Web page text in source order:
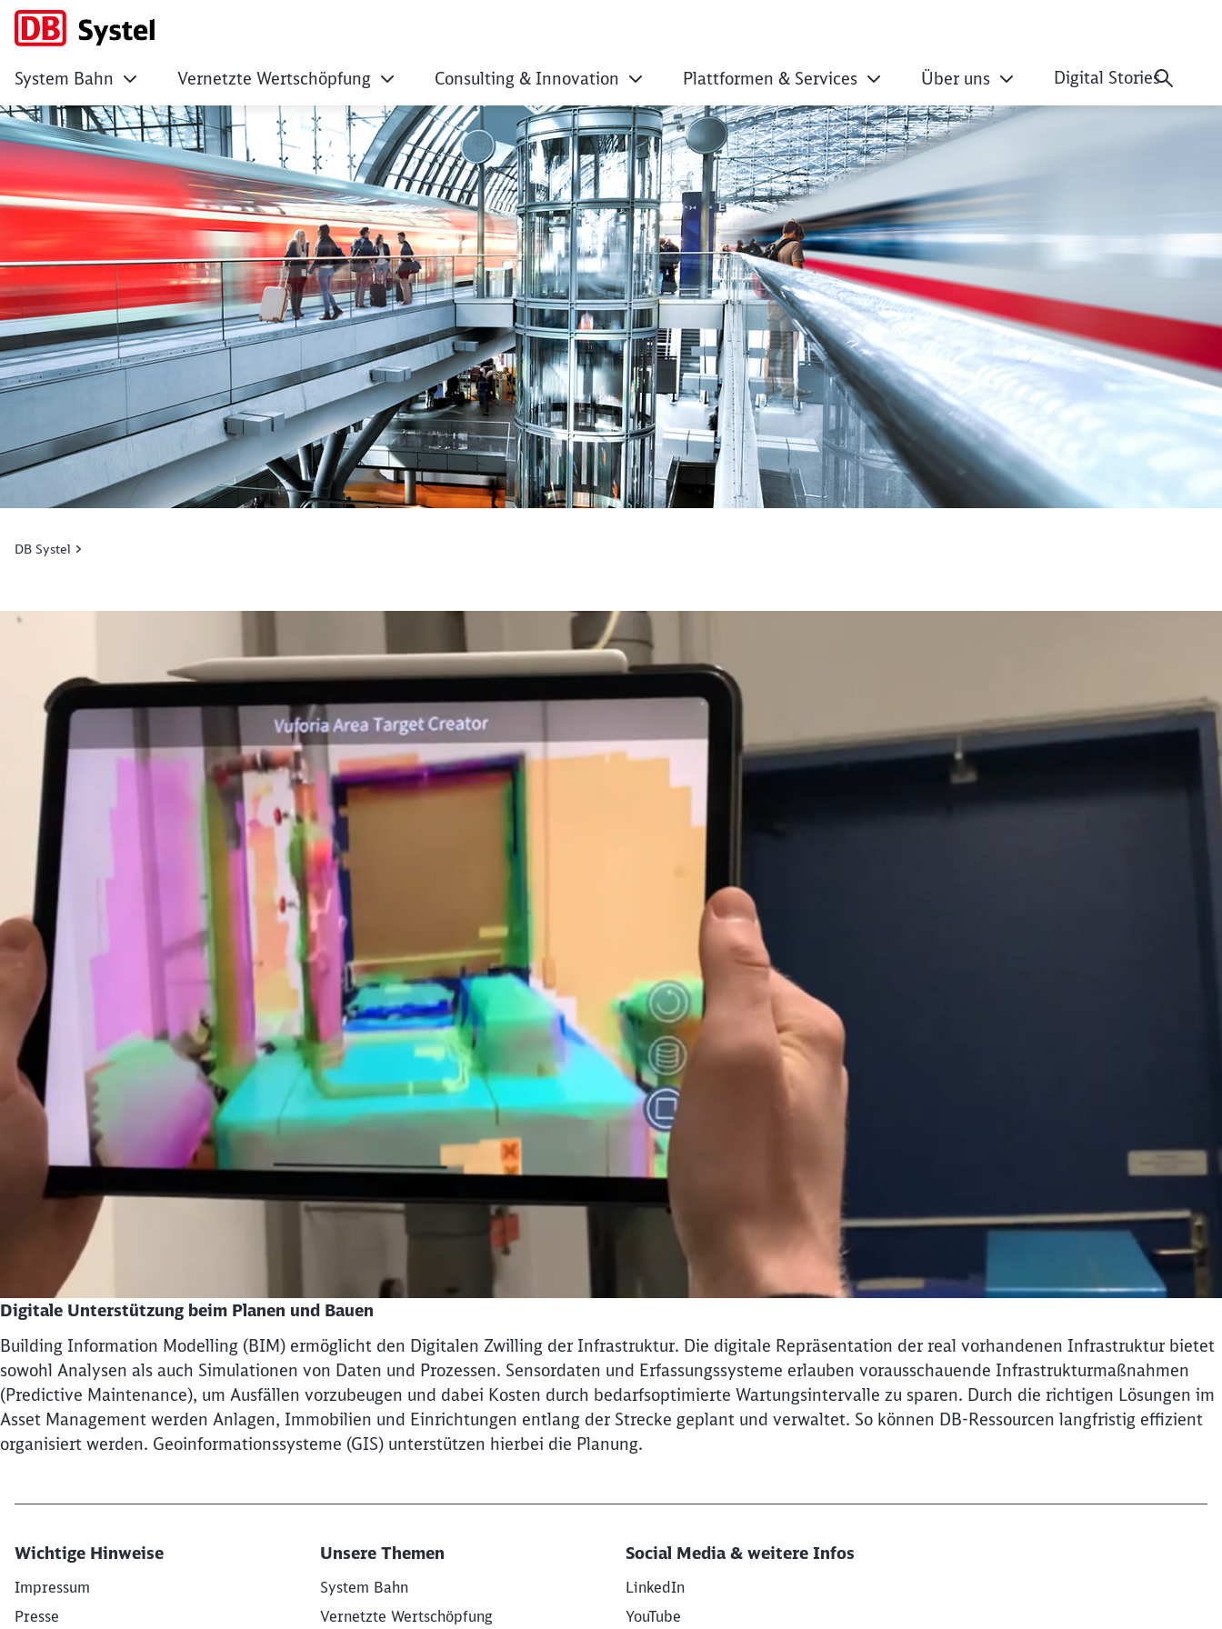
No Page Title
System Bahn Vernetzte Wertschöpfung Consulting & Innovation Plattformen & Services Über uns Digital Stories
DB Systel
Digitale Unterstützung beim Planen und Bauen
Building Information Modelling (BIM) ermöglicht den Digitalen Zwilling der Infrastruktur. Die digitale Repräsentation der real vorhandenen Infrastruktur bietet
sowohl Analysen als auch Simulationen von Daten und Prozessen. Sensordaten und Erfassungssysteme erlauben vorausschauende Infrastrukturmaßnahmen​
(Predictive Maintenance), um Ausfällen vorzubeugen und dabei Kosten durch bedarfsoptimierte Wartungsintervalle zu sparen. Durch die richtigen Lösungen im
Asset Management werden Anlagen, Immobilien und Einrichtungen entlang der Strecke geplant und verwaltet. So können DB-Ressourcen langfristig effizient
organisiert werden. Geoinformationssysteme (GIS) unterstützen hierbei die Planung.
Wichtige Hinweise
Impressum
Presse
Unsere Themen
System Bahn
Vernetzte Wertschöpfung
Social Media & weitere Infos
LinkedIn
YouTube
Möchten Sie zu weitergeleitet werden?
Abbrechen